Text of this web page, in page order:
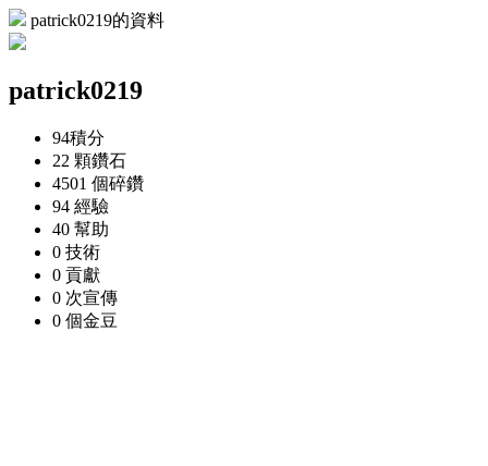
patrick0219的資料
patrick0219
94積分
22 顆鑽石
4501 個碎鑽
94 經驗
40 幫助
0 技術
0 貢獻
0 次宣傳
0 個金豆